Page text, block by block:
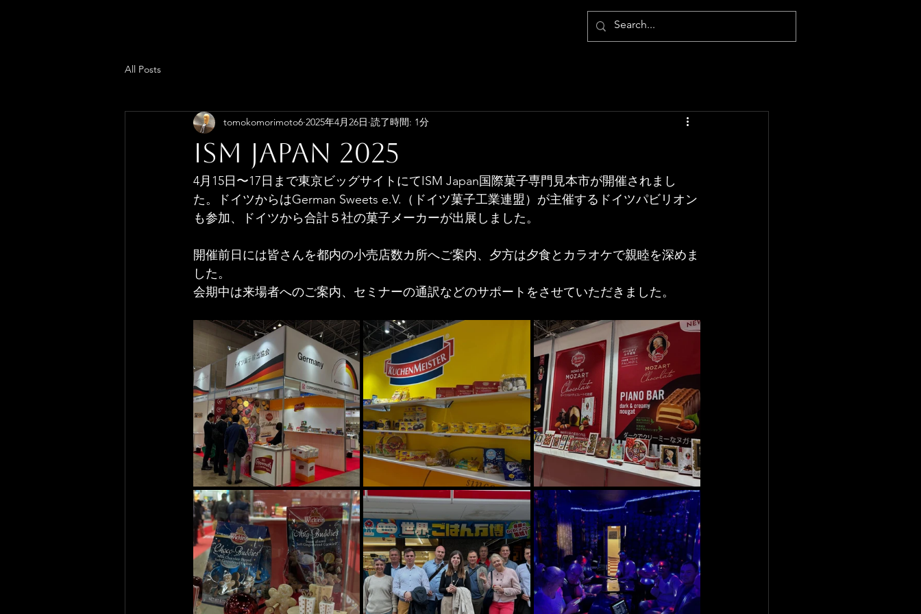
All Posts
ISM Japan 2025
tomokomorimoto6 2025年4月26日 読了時間: 1分
4月15日〜17日まで東京ビッグサイトにてISM Japan国際菓子専門見本市が開催されまし
た。ドイツからはGerman Sweets e.V.（ドイツ菓子工業連盟）が主催するドイツパビリオン
も参加、ドイツから合計５社の菓子メーカーが出展しました。
開催前日には皆さんを都内の小売店数カ所へご案内、夕方は夕食とカラオケで親睦を深めま
した。
会期中は来場者へのご案内、セミナーの通訳などのサポートをさせていただきました。